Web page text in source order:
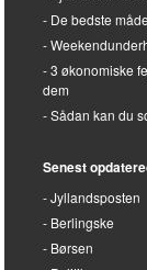
De bedste
3 økonomiske
dem
Sådan kan du
Senest
Jyllandsposten
Berlingske
Børsen